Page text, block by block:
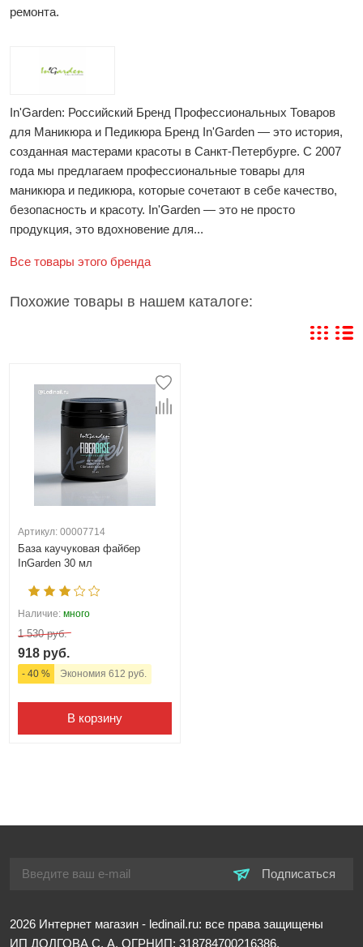
ремонта.
In'Garden: Российский Бренд Профессиональных Товаров
для Маникюра и Педикюра Бренд In'Garden — это история,
созданная мастерами красоты в Санкт-Петербурге. С 2007
года мы предлагаем профессиональные товары для
маникюра и педикюра, которые сочетают в себе качество,
безопасность и красоту. In'Garden — это не просто
продукция, это вдохновение для...
Все товары этого бренда
Похожие товары в нашем каталоге:
Артикул: 00007714
База каучуковая файбер
InGarden 30 мл
Наличие: много
1 530 руб.
918 руб.
- 40 % Экономия 612 руб.
В корзину
Подписаться
2026 Интернет магазин - ledinail.ru: все права защищены
ИП ДОЛГОВА С. А. ОГРНИП: 318784700216386,